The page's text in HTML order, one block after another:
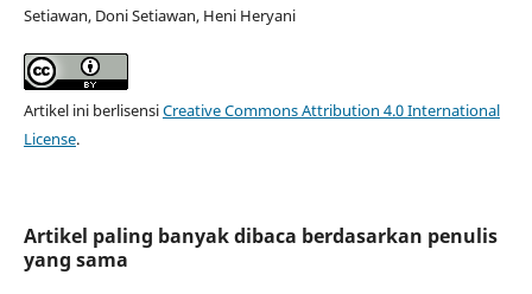
Setiawan, Doni Setiawan, Heni Heryani
Artikel ini berlisensiCreative Commons Attribution 4.0 International
License.
Artikel paling banyak dibaca berdasarkan penulis
yang sama